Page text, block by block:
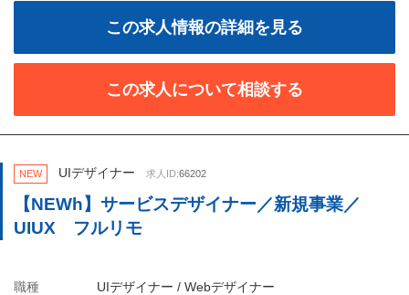
この求人情報の詳細を見る
この求人について相談する
NEW UIデザイナー 求人ID:66202
【NEWh】サービスデザイナー／新規事業／
UIUX フルリモ
職種 UIデザイナー / Webデザイナー